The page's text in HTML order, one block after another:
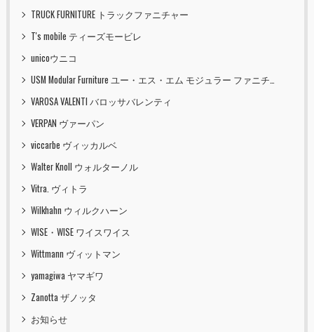
TRUCK FURNITURE トラックファニチャー
T's mobile ティーズモービレ
unicoウニコ
USM Modular Furniture ユー・エス・エム モジュラー ファニチャー
VAROSA VALENTI バロッサバレンティ
VERPAN ヴァーパン
viccarbe ヴィッカルベ
Walter Knoll ウォルターノル
Vitra. ヴィトラ
Wilkhahn ウィルクハーン
WISE・WISE ワイスワイス
Wittmann ヴィットマン
yamagiwa ヤマギワ
Zanotta ザノッタ
お知らせ